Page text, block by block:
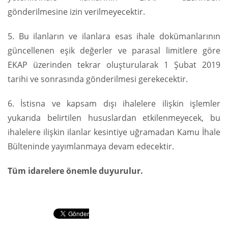
gönderilmesine izin verilmeyecektir.
5. Bu ilanların ve ilanlara esas ihale dokümanlarının
güncellenen eşik değerler ve parasal limitlere göre
EKAP üzerinden tekrar oluşturularak 1 Şubat 2019
tarihi ve sonrasında gönderilmesi gerekecektir.
6. İstisna ve kapsam dışı ihalelere ilişkin işlemler
yukarıda belirtilen hususlardan etkilenmeyecek, bu
ihalelere ilişkin ilanlar kesintiye uğramadan Kamu İhale
Bülteninde yayımlanmaya devam edecektir.
Tüm idarelere önemle duyurulur.